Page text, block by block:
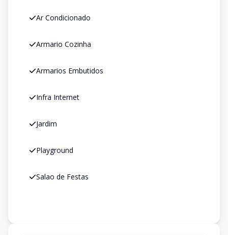
Ar Condicionado
Armario Cozinha
Armarios Embutidos
Infra Internet
Jardim
Playground
Salao de Festas